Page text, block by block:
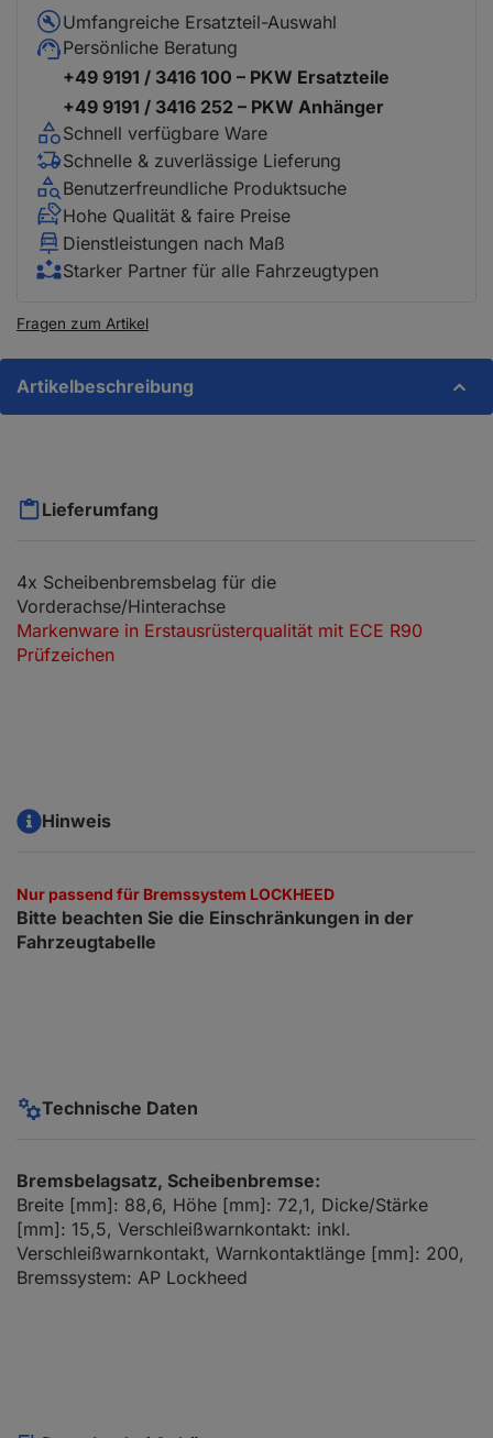
Umfangreiche Ersatzteil-Auswahl
Persönliche Beratung
+49 9191 / 3416 100 – PKW Ersatzteile
+49 9191 / 3416 252 – PKW Anhänger
Schnell verfügbare Ware
Schnelle & zuverlässige Lieferung
Benutzerfreundliche Produktsuche
Hohe Qualität & faire Preise
Dienstleistungen nach Maß
Starker Partner für alle Fahrzeugtypen
Fragen zum Artikel
Artikelbeschreibung
Lieferumfang
4x Scheibenbremsbelag für die
Vorderachse/Hinterachse
Markenware in Erstausrüsterqualität mit ECE R90
Prüfzeichen
Hinweis
Nur passend für Bremssystem LOCKHEED
Bitte beachten Sie die Einschränkungen in der
Fahrzeugtabelle
Technische Daten
Bremsbelagsatz, Scheibenbremse:
Breite [mm]: 88,6, Höhe [mm]: 72,1, Dicke/Stärke
[mm]: 15,5, Verschleißwarnkontakt: inkl.
Verschleißwarnkontakt, Warnkontaktlänge [mm]: 200,
Bremssystem: AP Lockheed